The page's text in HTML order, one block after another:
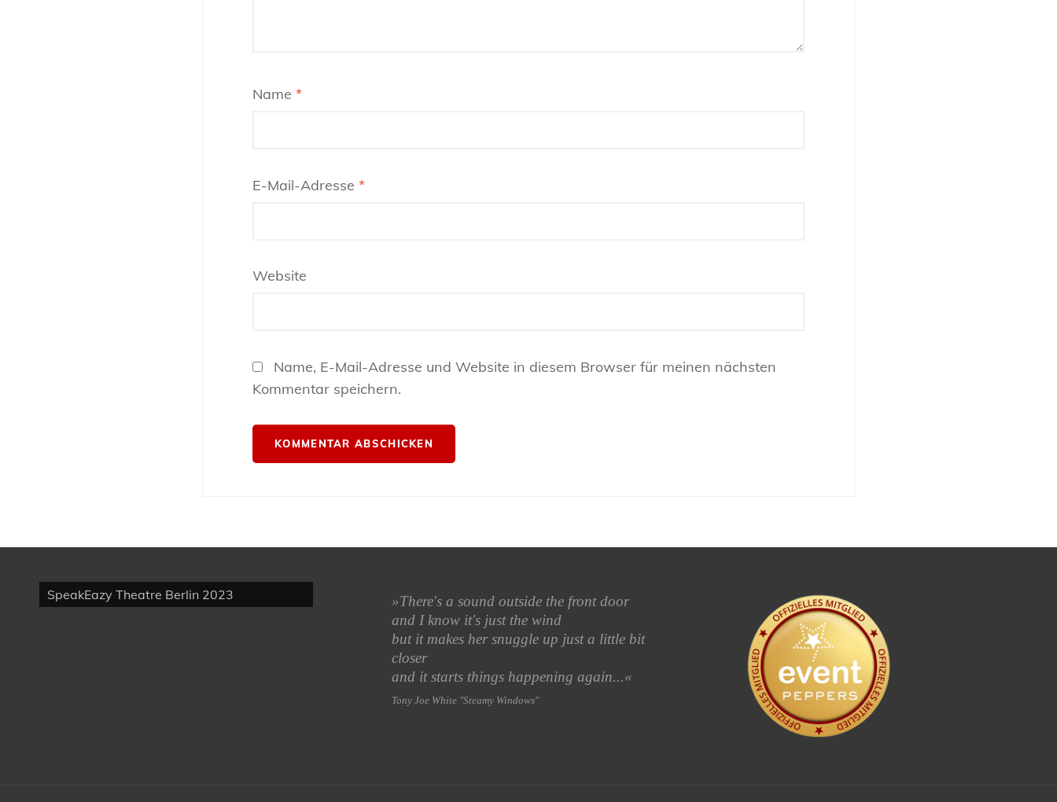
Name *
E-Mail-Adresse *
Website
Name, E-Mail-Adresse und Website in diesem Browser für meinen nächsten
Kommentar speichern.
SpeakEazy Theatre Berlin 2023 »There's a sound outside the front door
and I know it's just the wind
but it makes her snuggle up just a little bit
closer
and it starts things happening again...«
Tony Joe White "Steamy Windows"